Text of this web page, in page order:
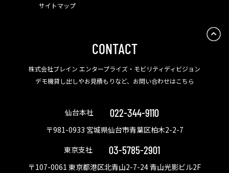
サイトマップ
CONTACT
株式会社ブレイン エンタープライズ・モビリティディビジョン
デモ機貸し出しやお見積もりなど、お問い合わせはこちら
仙台本社 022-344-9110
〒981-0933 宮城県仙台市青葉区柏木2-2-7
東京支社
03-5785-2901
〒107-0061 東京都港区北青山2-7-24 青山光影ビル2F